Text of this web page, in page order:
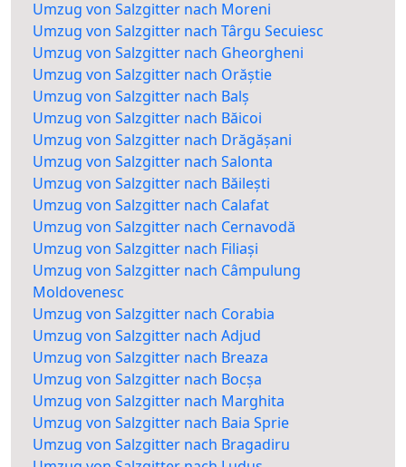
Umzug von Salzgitter nach Moreni
Umzug von Salzgitter nach Târgu Secuiesc
Umzug von Salzgitter nach Gheorgheni
Umzug von Salzgitter nach Orăștie
Umzug von Salzgitter nach Balș
Umzug von Salzgitter nach Băicoi
Umzug von Salzgitter nach Drăgășani
Umzug von Salzgitter nach Salonta
Umzug von Salzgitter nach Băilești
Umzug von Salzgitter nach Calafat
Umzug von Salzgitter nach Cernavodă
Umzug von Salzgitter nach Filiași
Umzug von Salzgitter nach Câmpulung
Moldovenesc
Umzug von Salzgitter nach Corabia
Umzug von Salzgitter nach Adjud
Umzug von Salzgitter nach Breaza
Umzug von Salzgitter nach Bocșa
Umzug von Salzgitter nach Marghita
Umzug von Salzgitter nach Baia Sprie
Umzug von Salzgitter nach Bragadiru